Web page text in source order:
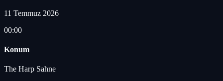
11 Temmuz 2026
00:00
Konum
The Harp Sahne